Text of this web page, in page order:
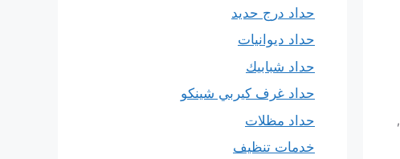
,
حداد درج حديد
حداد ديوانيات
حداد شبابيك
حداد غرف كيربي شينكو
حداد مظلات
خدمات تنظيف